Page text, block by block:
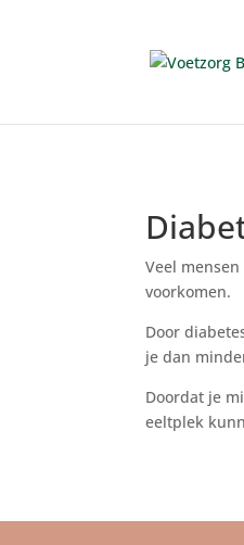
Veel
voorkomen.
Door
je dan
Doordat je
eeltplek